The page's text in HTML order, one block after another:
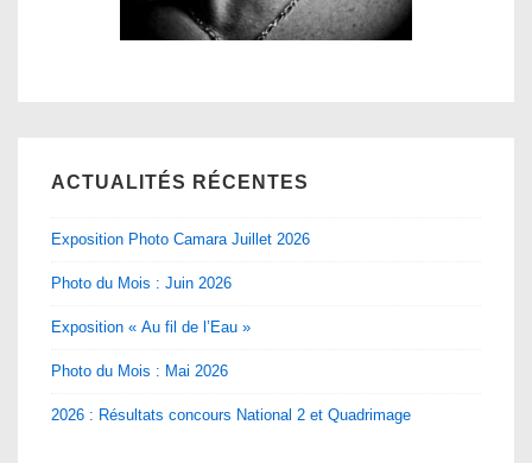
ACTUALITÉS RÉCENTES
Exposition Photo Camara Juillet 2026
Photo du Mois : Juin 2026
Exposition « Au fil de l’Eau »
Photo du Mois : Mai 2026
2026 : Résultats concours National 2 et Quadrimage